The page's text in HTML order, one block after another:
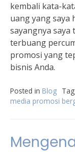
kembali kata-
uang yang saya
sayangnya saya
terbuang
promosi yang
bisnis Anda.
Posted in Blog
media promosi